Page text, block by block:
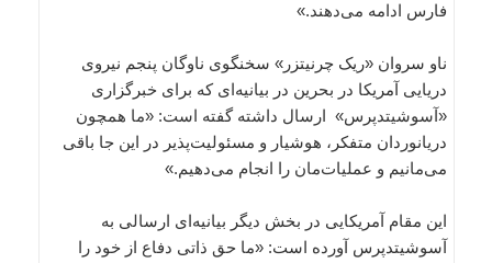
فارس ادامه می‌دهند.»
ناو سروان «ریک چرنیتزر» سخنگوی ناوگان پنجم نیروی
دریایی آمریکا در بحرین در بیانیه‌ای که برای خبرگزاری
«آسوشیتدپرس» ارسال داشته گفته است: «ما همچون
دریانوردان متفکر، هوشیار و مسئولیت‌پذیر در این جا باقی
می‌مانیم و عملیات‌مان را انجام می‌دهیم.»
این مقام آمریکایی در بخش دیگر بیانیه‌ای ارسالی به
آسوشیتدپرس آورده است: «ما حق ذاتی دفاع از خود را